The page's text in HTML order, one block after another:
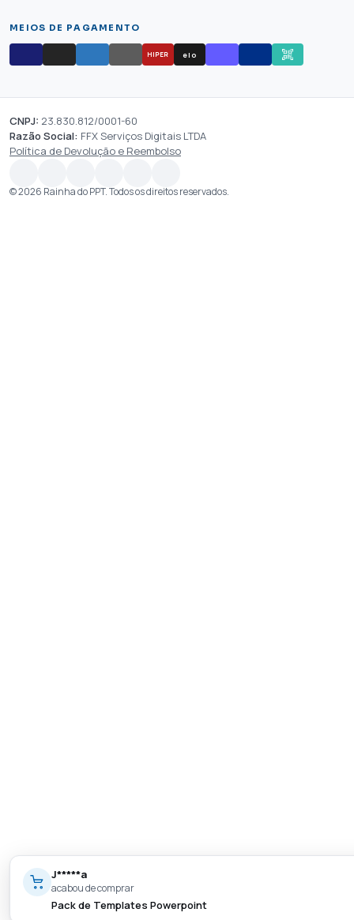
MEIOS DE PAGAMENTO
HIPER elo
CNPJ: 23.830.812/0001-60
Razão Social: FFX Serviços Digitais LTDA
Política de Devolução e Reembolso
© 2026 Rainha do PPT. Todos os direitos reservados.
J*****a
acabou de comprar
Pack de Templates Powerpoint